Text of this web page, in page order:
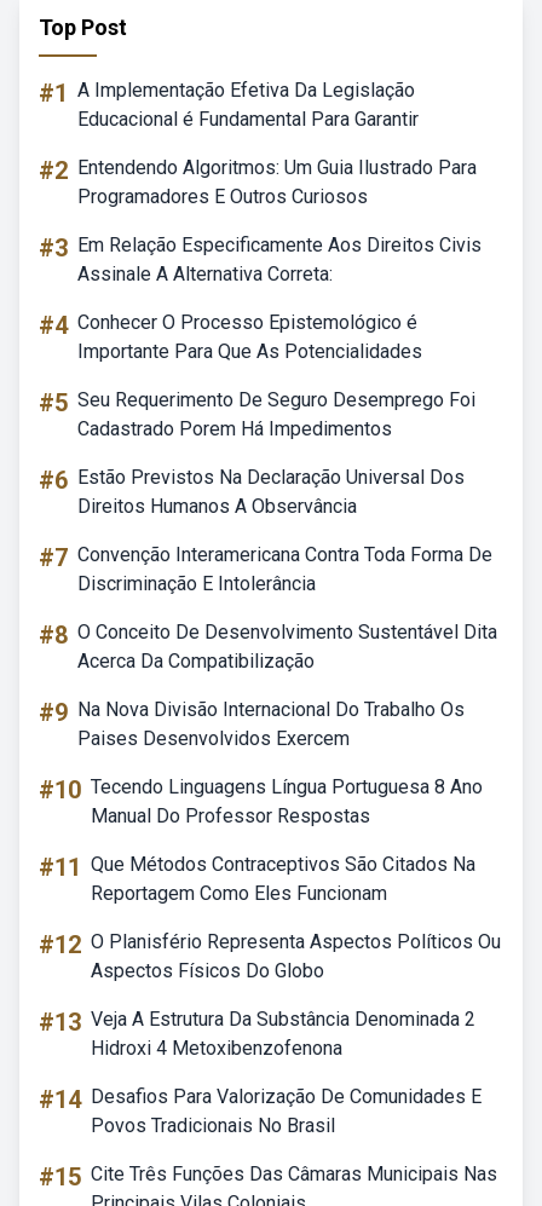
Top Post
#1 A Implementação Efetiva Da Legislação
Educacional é Fundamental Para Garantir
#2 Entendendo Algoritmos: Um Guia Ilustrado Para
Programadores E Outros Curiosos
#3 Em Relação Especificamente Aos Direitos Civis
Assinale A Alternativa Correta:
#4 Conhecer O Processo Epistemológico é
Importante Para Que As Potencialidades
#5 Seu Requerimento De Seguro Desemprego Foi
Cadastrado Porem Há Impedimentos
#6 Estão Previstos Na Declaração Universal Dos
Direitos Humanos A Observância
#7 Convenção Interamericana Contra Toda Forma De
Discriminação E Intolerância
#8 O Conceito De Desenvolvimento Sustentável Dita
Acerca Da Compatibilização
#9 Na Nova Divisão Internacional Do Trabalho Os
Paises Desenvolvidos Exercem
#10 Tecendo Linguagens Língua Portuguesa 8 Ano
Manual Do Professor Respostas
#11 Que Métodos Contraceptivos São Citados Na
Reportagem Como Eles Funcionam
#12 O Planisfério Representa Aspectos Políticos Ou
Aspectos Físicos Do Globo
#13 Veja A Estrutura Da Substância Denominada 2
Hidroxi 4 Metoxibenzofenona
#14 Desafios Para Valorização De Comunidades E
Povos Tradicionais No Brasil
#15 Cite Três Funções Das Câmaras Municipais Nas